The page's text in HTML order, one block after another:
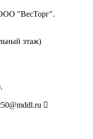
ООО "ВесТорг".
этаж)